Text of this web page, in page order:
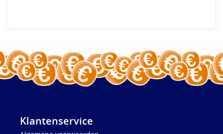
Klantenservice